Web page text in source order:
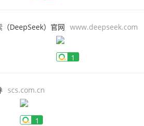
（DeepSeek）官网 www.deepseek.com
1
scs.com.cn
1